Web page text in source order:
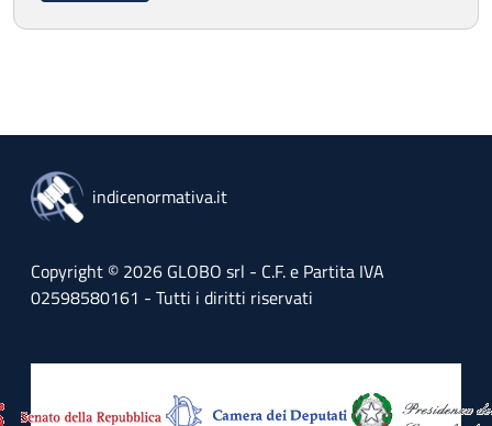
indicenormativa.it
Copyright © 2026 GLOBO srl - C.F. e Partita IVA
02598580161 - Tutti i diritti riservati